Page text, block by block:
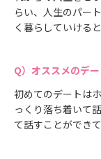
らい、人生のパー
く暮らしていける
オススメのデ
初めてのデートは
っくり落ち着いて
て話すことができ